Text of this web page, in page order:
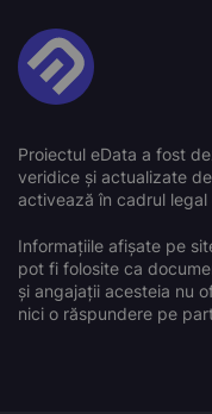
Proiectul eData a fost
veridice și actualizate
activează în cadrul
Informațiile afișate pe
pot fi folosite ca
și angajații acesteia nu
nici o răspundere pe